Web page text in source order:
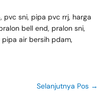
pvc sni, pipa pvc rrj, harga
bell end, pralon sni,
air bersih pdam,
Selanjutnya Pos →